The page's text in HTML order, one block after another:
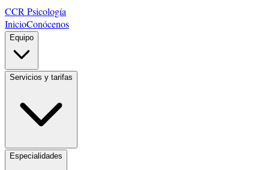
CCR Psicología
InicioConócenos
Equipo
Servicios y tarifas
Especialidades